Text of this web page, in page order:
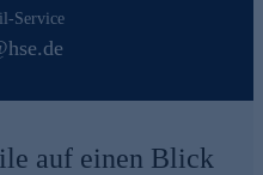
Service
auf einen Blick